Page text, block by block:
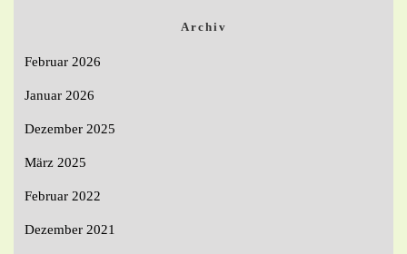
Archiv
Februar 2026
Januar 2026
Dezember 2025
März 2025
Februar 2022
Dezember 2021